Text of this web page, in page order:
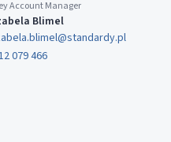
Account Manager
Blimel
079 466